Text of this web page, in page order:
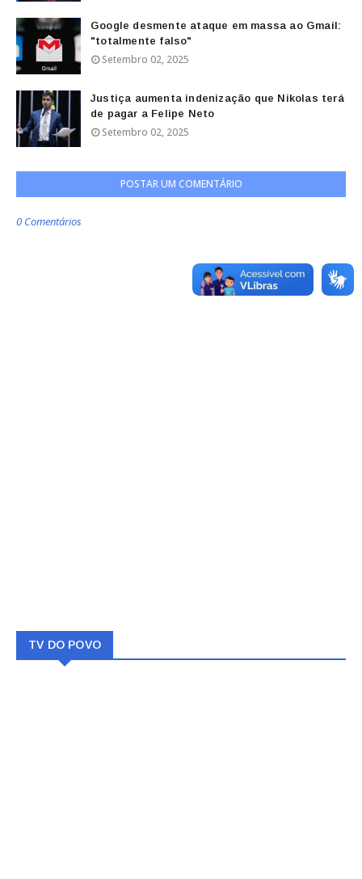
Google desmente ataque em massa ao Gmail:
"totalmente falso"
Setembro 02, 2025
Justiça aumenta indenização que Nikolas terá
de pagar a Felipe Neto
Setembro 02, 2025
POSTAR UM COMENTÁRIO
0 Comentários
TV DO POVO